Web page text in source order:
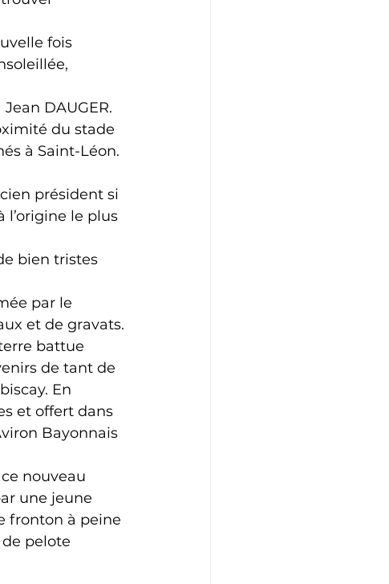
fois
DAUGER.
du stade
à Saint-Léon.
président si
l’origine le plus
bien tristes
par le
et de gravats.
battue
de tant de
En
et offert dans
Bayonnais
une jeune
fronton à peine
pelote